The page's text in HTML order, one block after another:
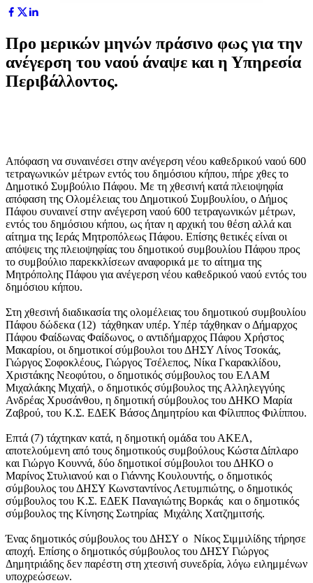
Προ μερικών μηνών πράσινο φως για την
ανέγερση του ναού άναψε και η Υπηρεσία
Περιβάλλοντος.
Απόφαση να συναινέσει στην ανέγερση νέου καθεδρικού ναού 600
τετραγωνικών μέτρων εντός του δημόσιου κήπου, πήρε χθες το
Δημοτικό Συμβούλιο Πάφου. Με τη χθεσινή κατά πλειοψηφία
απόφαση της Ολομέλειας του Δημοτικού Συμβουλίου, ο Δήμος
Πάφου συναινεί στην ανέγερση ναού 600 τετραγωνικών μέτρων,
εντός του δημόσιου κήπου, ως ήταν η αρχική του θέση αλλά και
αίτημα της Ιεράς Μητροπόλεως Πάφου. Επίσης θετικές είναι οι
απόψεις της πλειοψηφίας του δημοτικού συμβουλίου Πάφου προς
το συμβούλιο παρεκκλίσεων αναφορικά με το αίτημα της
Μητρόπολης Πάφου για ανέγερση νέου καθεδρικού ναού εντός του
δημόσιου κήπου.
Στη χθεσινή διαδικασία της ολομέλειας του δημοτικού συμβουλίου
Πάφου δώδεκα (12) τάχθηκαν υπέρ. Υπέρ τάχθηκαν ο Δήμαρχος
Πάφου Φαίδωνας Φαίδωνος, ο αντιδήμαρχος Πάφου Χρήστος
Μακαρίου, οι δημοτικοί σύμβουλοι του ΔΗΣΥ Λίνος Τσοκάς,
Γιώργος Σοφοκλέους, Γιώργος Τσέλεπος, Νίκα Γκαρακλίδου,
Χριστάκης Νεοφύτου, ο δημοτικός σύμβουλος του ΕΛΑΜ
Μιχαλάκης Μιχαήλ, ο δημοτικός σύμβουλος της Αλληλεγγύης
Ανδρέας Χρυσάνθου, η δημοτική σύμβουλος του ΔΗΚΟ Μαρία
Ζαβρού, του Κ.Σ. ΕΔΕΚ Βάσος Δημητρίου και Φίλιππος Φιλίππου.
Επτά (7) τάχτηκαν κατά, η δημοτική ομάδα του ΑΚΕΛ,
αποτελούμενη από τους δημοτικούς συμβούλους Κώστα Δίπλαρο
και Γιώργο Κουννά, δύο δημοτικοί σύμβουλοι του ΔΗΚΟ ο
Μαρίνος Στυλιανού και ο Γιάννης Κουλουντής, ο δημοτικός
σύμβουλος του ΔΗΣΥ Κωνσταντίνος Λετυμπιώτης, ο δημοτικός
σύμβουλος του Κ.Σ. ΕΔΕΚ Παναγιώτης Βορκάς και ο δημοτικός
σύμβουλος της Κίνησης Σωτηρίας Μιχάλης Χατζημιτσής.
Ένας δημοτικός σύμβουλος του ΔΗΣΥ ο Νίκος Σιμμιλίδης τήρησε
αποχή. Επίσης ο δημοτικός σύμβουλος του ΔΗΣΥ Γιώργος
Δημητριάδης δεν παρέστη στη χτεσινή συνεδρία, λόγω ειλημμένων
υποχρεώσεων.